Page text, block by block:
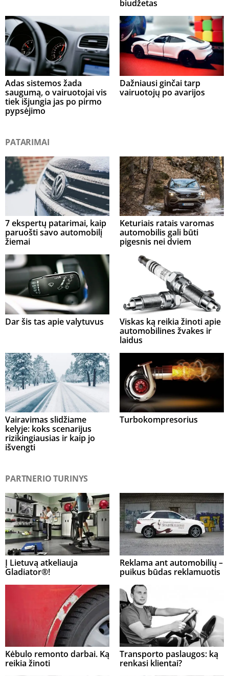
biudžetas
Adas sistemos žada
saugumą, o vairuotojai vis
tiek išjungia jas po pirmo
pypsėjimo
Dažniausi ginčai tarp
vairuotojų po avarijos
PATARIMAI
7 ekspertų patarimai, kaip
paruošti savo automobilį
žiemai
Keturiais ratais varomas
automobilis gali būti
pigesnis nei dviem
Dar šis tas apie valytuvus
Viskas ką reikia žinoti apie
automobilines žvakes ir
laidus
Vairavimas slidžiame
kelyje: koks scenarijus
rizikingiausias ir kaip jo
išvengti
Turbokompresorius
PARTNERIO TURINYS
Į Lietuvą atkeliauja
Gladiator®!
Reklama ant automobilių –
puikus būdas reklamuotis
Kėbulo remonto darbai. Ką
reikia žinoti
Transporto paslaugos: ką
renkasi klientai?